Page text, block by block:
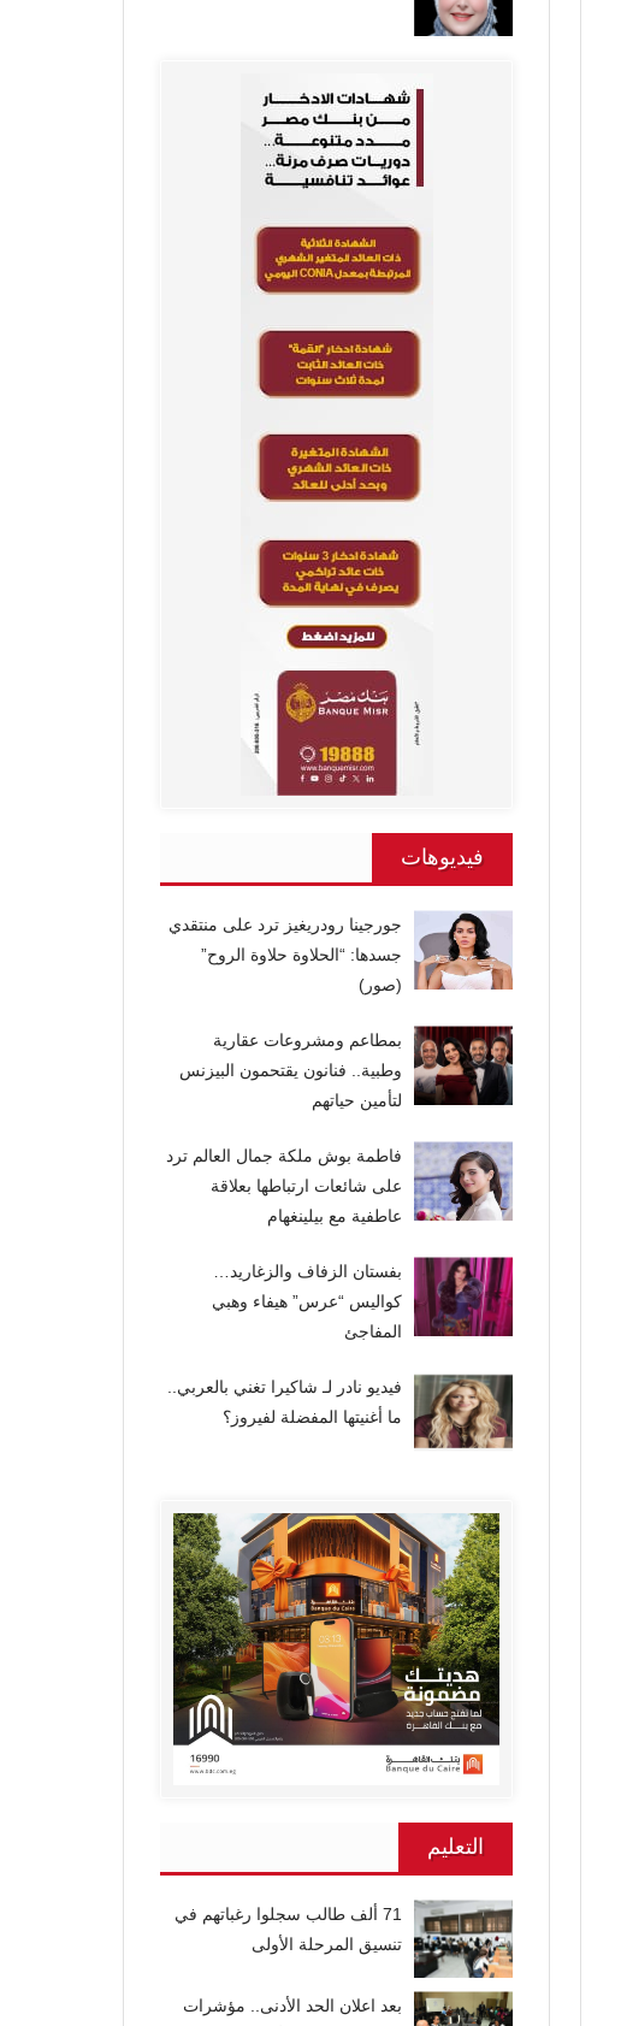
فيديوهات
جورجينا رودريغيز ترد على منتقدي
جسدها: “الحلاوة حلاوة الروح”
(صور)
بمطاعم ومشروعات عقارية
وطبية.. فنانون يقتحمون البيزنس
لتأمين حياتهم
فاطمة بوش ملكة جمال العالم ترد
على شائعات ارتباطها بعلاقة
عاطفية مع بيلينغهام
بفستان الزفاف والزغاريد…
كواليس “عرس” هيفاء وهبي
المفاجئ
فيديو نادر لـ شاكيرا تغني بالعربي..
ما أغنيتها المفضلة لفيروز؟
التعليم
71 ألف طالب سجلوا رغباتهم في
تنسيق المرحلة الأولى
بعد اعلان الحد الأدنى.. مؤشرات